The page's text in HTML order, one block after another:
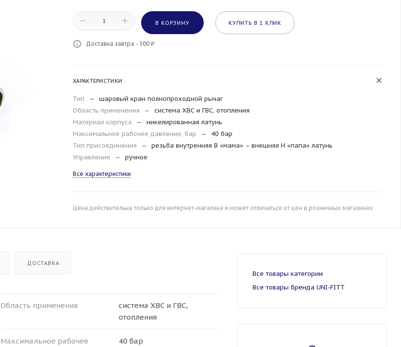
В КОРЗИНУ КУПИТЬ В 1 КЛИК
Доставка завтра - 500 ₽
ХАРАКТЕРИСТИКИ
Тип —
шаровый кран полнопроходной рычаг
Область применения
—
система ХВС и ГВС, отопления
Материал корпуса
—
никелированная латунь
Максимальное рабочее давление, бар
—
40 бар
Тип присоединения
—
резьба внутренняя B «мама» – внешняя H «папа» латунь
Управление
— ручное
Все характеристики
Цена действительна только для интернет-магазина и может отличаться от цен в розничных магазинах
ДОСТАВКА
Область применения
система ХВС и ГВС,
отопления
Максимальное рабочее
40 бар
Все товары категории
Все товары бренда UNI-FITT